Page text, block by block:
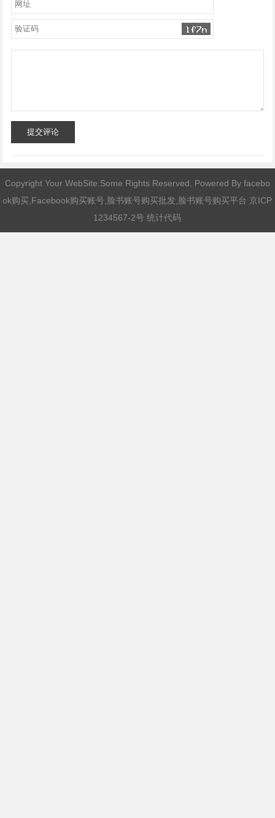
提交评论
Copyright Your WebSite.Some Rights Reserved. Powered By facebo
ok购买,Facebook购买账号,脸书账号购买批发,脸书账号购买平台 京ICP
1234567-2号 统计代码